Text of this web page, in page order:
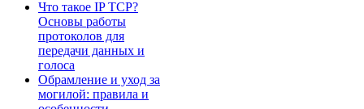
Что такое IP TCP?
Основы работы
протоколов для
передачи данных и
голоса
Обрамление и уход за
могилой: правила и